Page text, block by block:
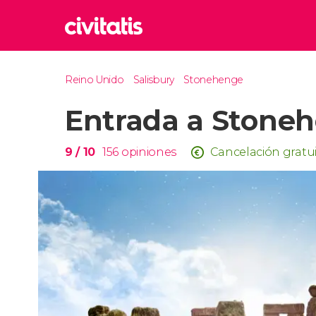
Reino
Reino Unido Salisbury Stonehenge
Entrada a
9/ 10 156 opiniones Cancelación